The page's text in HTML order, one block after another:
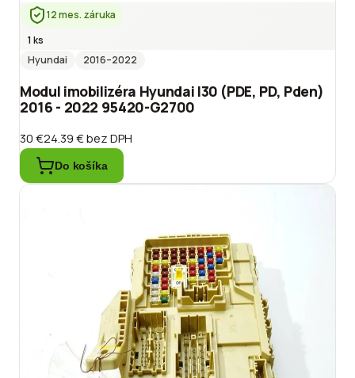
12 mes. záruka
1 ks
Hyundai
2016–2022
Modul imobilizéra Hyundai I30 (PDE, PD, Pden)
2016 - 2022 95420-G2700
30 €24.39 €bez DPH
Do košíka